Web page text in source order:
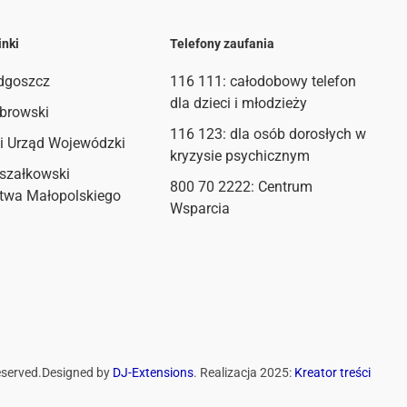
Urząd Wojewódzki
Małopolskiego
Telefony zaufania
116 111 : całodobowy telefon
dla dzieci i młodzieży
116 123: dla osób dorosłych w
kryzysie psychicznym
800 70 2222: Centrum
Wsparcia
Designed by DJ-Extensions. Realizacja 2025: Kreator treści